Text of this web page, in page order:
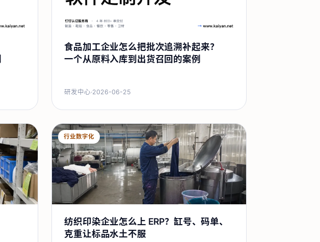
食品加工企业怎么把批次追溯补起来？
一个从原料入库到出货召回的案例
研发中心·2026-06-25
行业数字化
纺织印染企业怎么上 ERP？缸号、码单、
克重让标品水土不服